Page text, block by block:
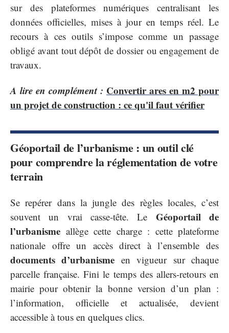
sur des plateformes numériques centralisant les
données officielles, mises à jour en temps réel. Le
recours à ces outils s’impose comme un passage
obligé avant tout dépôt de dossier ou engagement de
travaux.
A lire en complément : Convertir ares en m2 pour
un projet de construction : ce qu'il faut vérifier
Géoportail de l’urbanisme : un outil clé
pour comprendre la réglementation de votre
terrain
Se repérer dans la jungle des règles locales, c’est
souvent un vrai casse-tête. Le Géoportail de
l’urbanisme allège cette charge : cette plateforme
nationale offre un accès direct à l’ensemble des
documents d’urbanisme en vigueur sur chaque
parcelle française. Fini le temps des allers-retours en
mairie pour obtenir la bonne version d’un plan :
l’information, officielle et actualisée, devient
accessible à tous en quelques clics.